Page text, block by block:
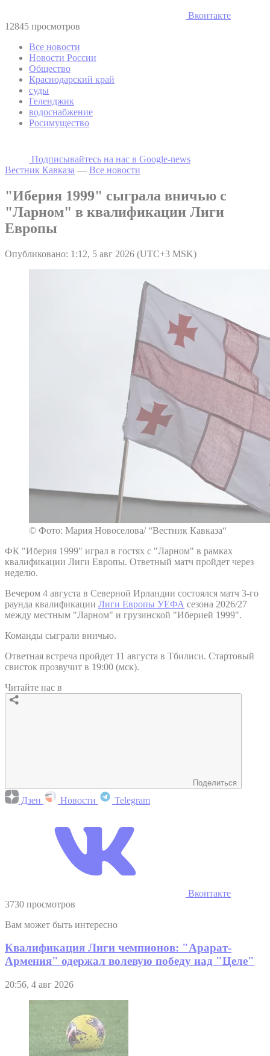
Вконтакте
12845 просмотров
Все новости
Новости России
Общество
Краснодарский край
суды
Геленджик
водоснабжение
Росимущество
Подписывайтесь на наc в Google-news
Вестник Кавказа — Все новости
"Иберия 1999" сыграла вничью с
"Ларном" в квалификации Лиги
Европы
Опубликовано: 1:12, 5 авг 2026 (UTC+3 MSK)
© Фото: Мария Новоселова/ “Вестник Кавказа“
ФК "Иберия 1999" играл в гостях с "Ларном" в рамках
квалификации Лиги Европы. Ответный матч пройдет через
неделю.
Вечером 4 августа в Северной Ирландии состоялся матч 3-го
раунда квалификации Лиги Европы УЕФА сезона 2026/27
между местным "Ларном" и грузинской "Иберией 1999".
Команды сыграли вничью.
Ответная встреча пройдет 11 августа в Тбилиси. Стартовый
свисток прозвучит в 19:00 (мск).
Читайте нас в
Поделиться
Дзен Новости Telegram
Вконтакте
3730 просмотров
Вам может быть интересно
Квалификация Лиги чемпионов: "Арарат-
Армения" одержал волевую победу над "Целе"
20:56, 4 авг 2026